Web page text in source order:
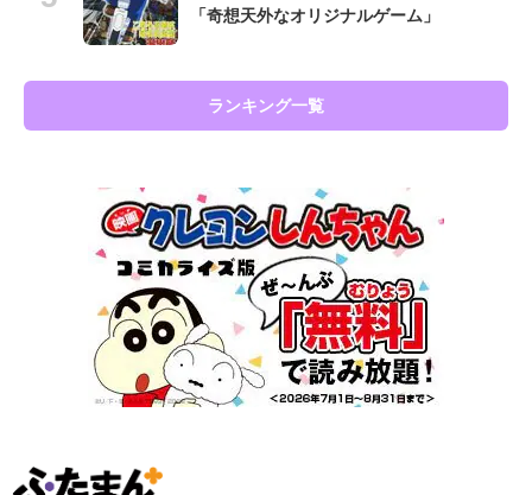
「奇想天外なオリジナルゲーム」
ランキング一覧